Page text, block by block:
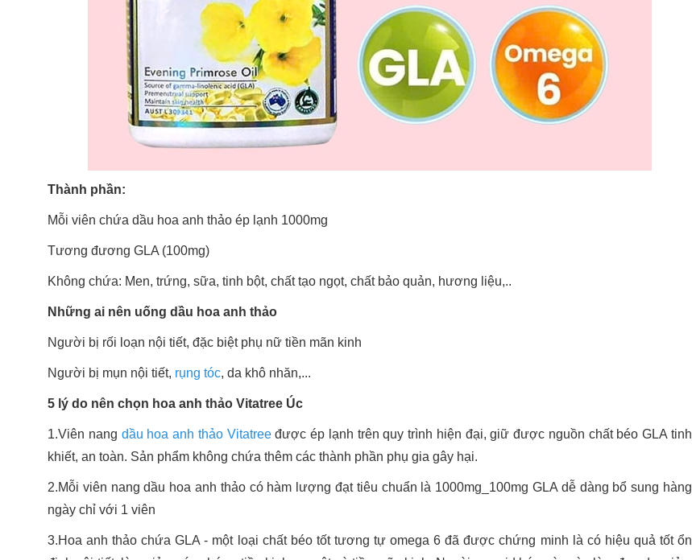
Thành phần:
Mỗi viên chứa dầu hoa anh thảo ép lạnh 1000mg
Tương đương GLA (100mg)
Không chứa: Men, trứng, sữa, tinh bột, chất tạo ngọt, chất bảo quản, hương liệu,..
Những ai nên uống dầu hoa anh thảo
Người bị rối loạn nội tiết, đặc biệt phụ nữ tiền mãn kinh
Người bị mụn nội tiết, rụng tóc, da khô nhăn,...
5 lý do nên chọn hoa anh thảo Vitatree Úc
1.Viên nang dầu hoa anh thảo Vitatreeđược ép lạnh trên quy trình hiện đại, giữ được nguồn chất béo GLA tinh
khiết, an toàn. Sản phẩm không chứa thêm các thành phần phụ gia gây hại.
2.Mỗi viên nang dầu hoa anh thảo có hàm lượng đạt tiêu chuẩn là 1000mg_100mg GLA dễ dàng bổ sung hàng
ngày chỉ với 1 viên
3.Hoa anh thảo chứa GLA - một loại chất béo tốt tương tự omega 6 đã được chứng minh là có hiệu quả tốt ổn